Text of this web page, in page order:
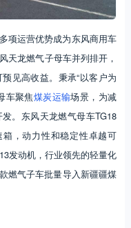
项运营优势成为东风商用车
天龙燃气子母车并列排开，
见高收益。秉承“以客户为
车聚焦煤炭运输场景，为减
。东风天龙燃气母车TG18
，动力性和稳定性卓越可
发动机，行业领先的轻量化
燃气子车批量导入新疆疆煤